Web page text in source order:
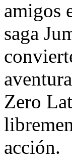
amigos
saga
Zero
acción.